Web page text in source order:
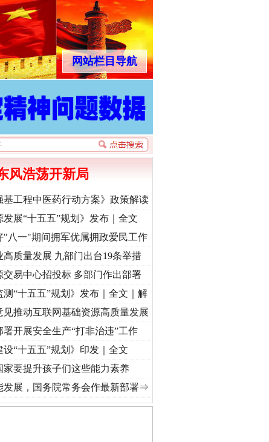
网站栏目导航
初心使命 奋进复兴征程丨“转折之城”激荡..
风浩荡开新局
基工程中医药行动方案》政策解读
发展“十五五”规划》发布｜全文
"八一"期间拥军优属拥政爱民工作
高质量发展 九部门出台19条举措
交易中心招投标 多部门作出部署
测“十五五”规划》发布｜全文｜解
见推动互联网基础资源高质量发展
署开展安全生产“打非治违”工作
设“十五五”规划》印发｜全文
家要提升孩子们这些能力素养
发展，国务院常务会作最新部署⇒